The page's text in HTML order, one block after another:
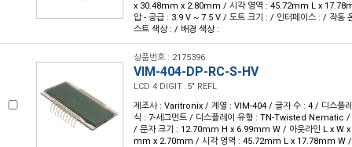
x 30.48mm x 2.80mm / 시각 영역 : 45.72mm L x
압 - 공급 : 3.9 V ~ 7.5 V / 도트 크기 : / 인터페이스 : / 작동
스트 색상 : / 배경 색상 :
상품번호 : 2175396
VIM-404-DP-RC-S-HV
LCD 4 DIGIT .5" REFL
제조사 : Varitronix / 계열 : VIM-404 / 글자 수 : 4 / 디스플
식 : 7-세그먼트 / 디스플레이 유형 : TN-Twisted Nematic /
/ 문자 크기 : 12.70mm H x 6.99mm W / 아웃라인 L x W
mm x 2.70mm / 시각 영역 : 45.72mm L x 17.78mm W /